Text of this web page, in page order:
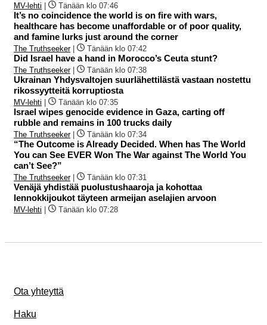
MV-lehti Tänään klo 07:46
It’s no coincidence the world is on fire with wars,
healthcare has become unaffordable or of poor quality,
and famine lurks just around the corner
The Truthseeker| Tänään klo 07:42
Did Israel have a hand in Morocco’s Ceuta stunt?
The Truthseeker| Tänään klo 07:38
Ukrainan Yhdysvaltojen suurlähettilästä vastaan nostettu
rikossyytteitä korruptiosta
MV-lehti Tänään klo 07:35
Israel wipes genocide evidence in Gaza, carting off
rubble and remains in 100 trucks daily
The Truthseeker| Tänään klo 07:34
“The Outcome is Already Decided. When has The World
You can See EVER Won The War against The World You
can’t See?”
The Truthseeker| Tänään klo 07:31
Venäjä yhdistää puolustushaaroja ja kohottaa
lennokkijoukot täyteen armeijan aselajien arvoon
MV-lehti Tänään klo 07:28
Ota yhteyttä
Haku